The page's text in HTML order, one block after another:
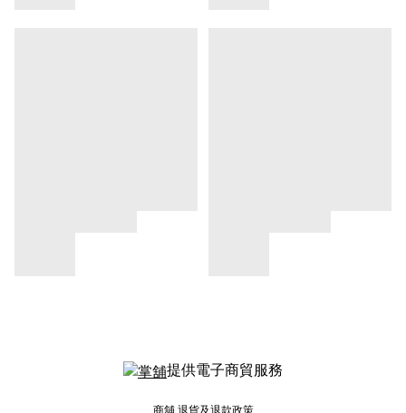
提供電子商貿服務